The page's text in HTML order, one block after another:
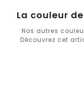
La couleur
Nos autres
Découvrez cet